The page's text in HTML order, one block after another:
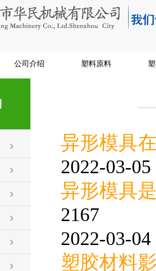
公司介绍 塑料原料
异形模具
2022-03-
异形模具
2167
2022-03-
塑胶材料